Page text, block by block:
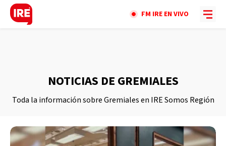
FM IRE EN VIVO
NOTICIAS DE GREMIALES
Toda la información sobre Gremiales en IRE Somos Región